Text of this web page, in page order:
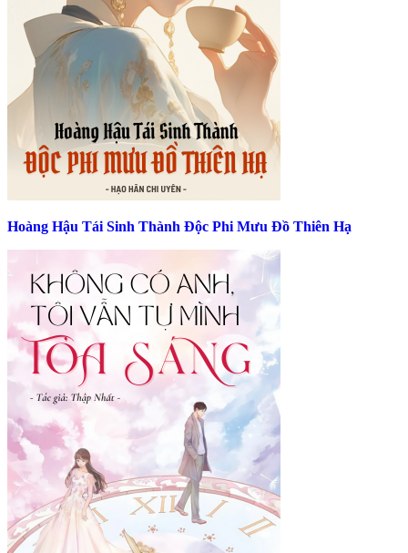
Hoàng Hậu Tái Sinh Thành Độc Phi Mưu Đồ Thiên Hạ